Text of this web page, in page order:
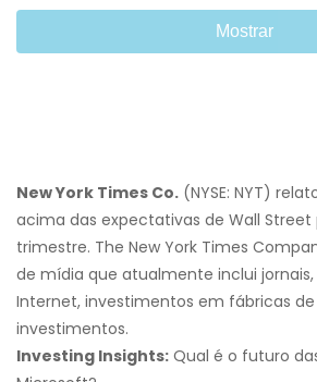
Mostrar
New York Times Co. (NYSE: NYT)
acima das expectativas de Wall Street
trimestre. The New York Times
de mídia que atualmente inclui
Internet, investimentos em fábricas
investimentos.
Investing Insights: Qual é o futuro